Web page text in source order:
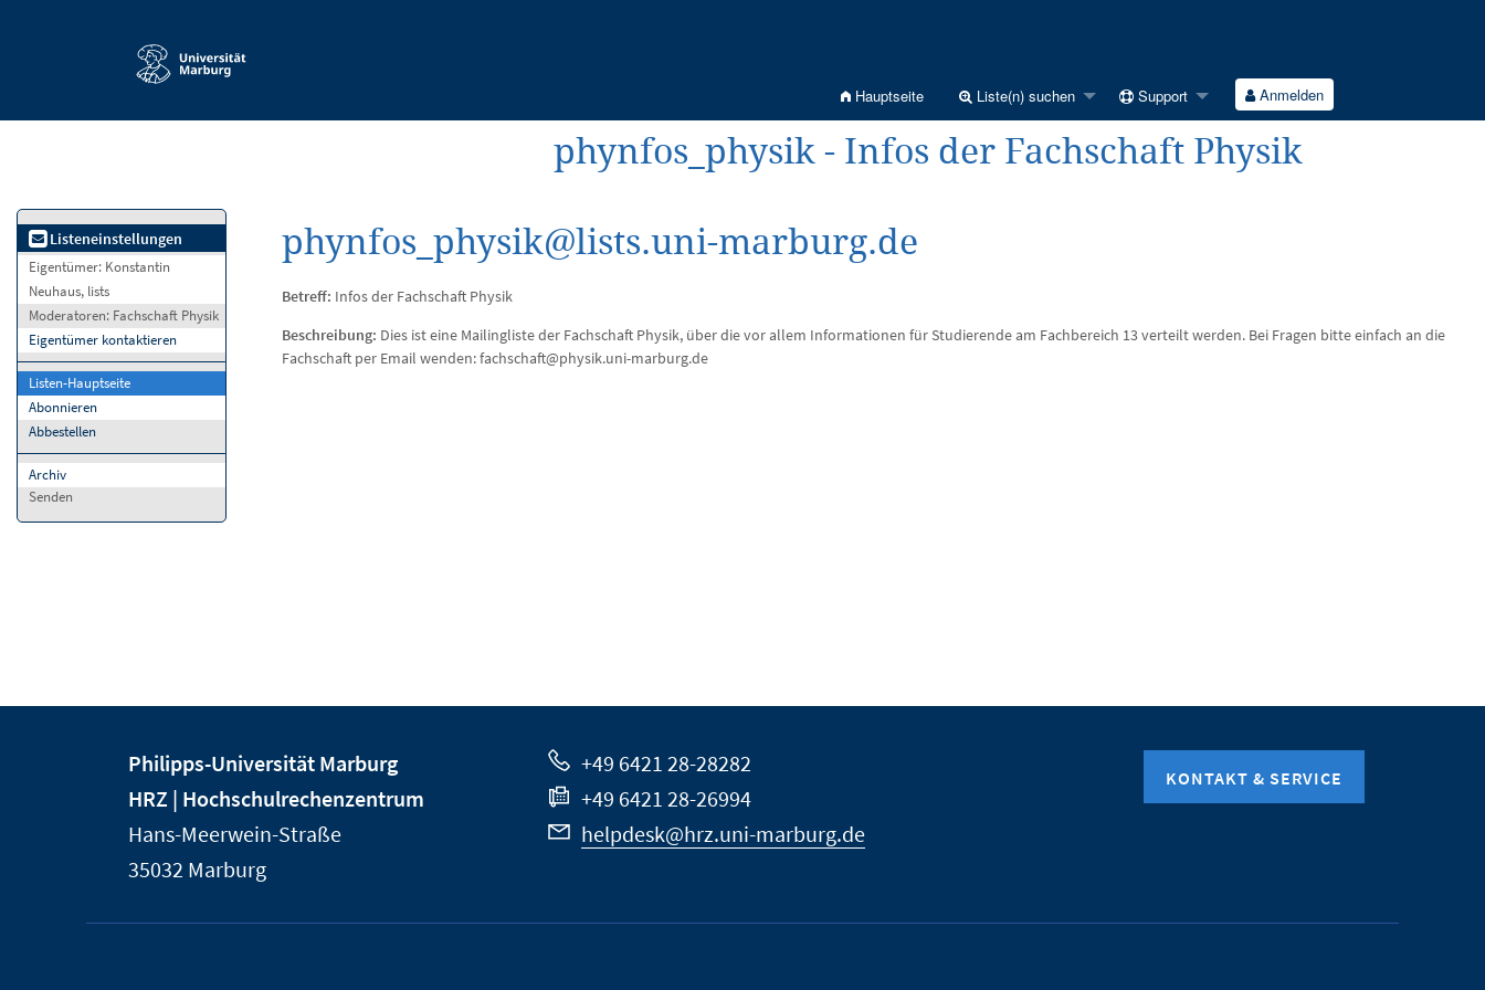
Hauptseite Liste(n) suchen Support Anmelden
phynfos_physik - Infos der Fachschaft Physik
Listeneinstellungen
Eigentümer: Konstantin
Neuhaus, lists
Moderatoren: Fachschaft Physik
Eigentümer kontaktieren
Listen-Hauptseite
Abonnieren
Abbestellen
Archiv
Senden
phynfos_physik@lists.uni-marburg.de
Betreff: Infos der Fachschaft Physik
Beschreibung: Dies ist eine Mailingliste der Fachschaft Physik, über die vor allem Informationen für Studierende am Fachbereich 13 verteilt werden. Bei Fragen bitte einfach an die
Fachschaft per Email wenden: fachschaft@physik.uni-marburg.de
Informationen
der
Universität
Marburg
Philipps-Universität Marburg
HRZ | Hochschulrechenzentrum
Hans-Meerwein-Straße
35032 Marburg
+49 6421 28-28282
+49 6421 28-26994
helpdesk@hrz.uni-marburg.de
KONTAKT & SERVICE